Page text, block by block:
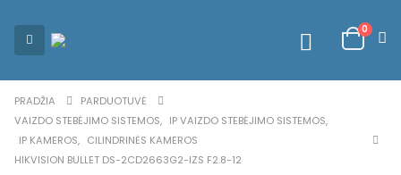
0
PRADŽIA
PARDUOTUVĖ
VAIZDO STEBĖJIMO SISTEMOS, IP VAIZDO STEBĖJIMO SISTEMOS,
IP KAMEROS, CILINDRINĖS KAMEROS
HIKVISION BULLET DS-2CD2663G2-IZS F2.8-12